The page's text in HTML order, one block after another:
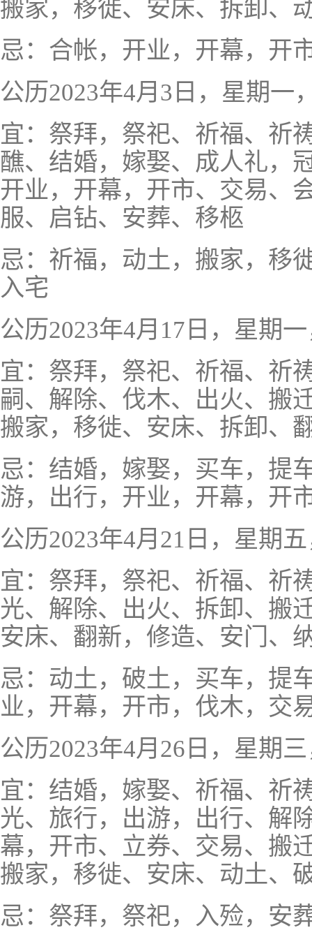
搬家，移徙、安床、拆卸、
忌：合帐，开业，开幕，开
公历2023年4月3日，星期一
宜：祭拜，祭祀、祈福、祈
醮、结婚，嫁娶、成人礼，
开业，开幕，开市、交易、
服、启钻、安葬、移柩
忌：祈福，动土，搬家，移
入宅
公历2023年4月17日，星期
宜：祭拜，祭祀、祈福、祈
嗣、解除、伐木、出火、搬
搬家，移徙、安床、拆卸、
忌：结婚，嫁娶，买车，提
游，出行，开业，开幕，开
公历2023年4月21日，星期
宜：祭拜，祭祀、祈福、祈
光、解除、出火、拆卸、搬
安床、翻新，修造、安门、
忌：动土，破土，买车，提
业，开幕，开市，伐木，交
公历2023年4月26日，星期
宜：结婚，嫁娶、祈福、祈
光、旅行，出游，出行、解
幕，开市、立券、交易、搬
搬家，移徙、安床、动土、
忌：祭拜，祭祀，入殓，安